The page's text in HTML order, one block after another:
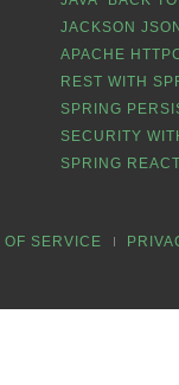
JACKSON
APACHE
REST WITH
SPRING
SECURITY
SPRING
OF SERVICE